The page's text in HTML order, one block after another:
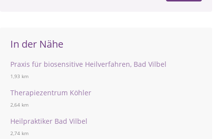
In der Nähe
Praxis für biosensitive Heilverfahren, Bad Vilbel
1,93 km
Therapiezentrum Köhler
2,64 km
Heilpraktiker Bad Vilbel
2,74 km